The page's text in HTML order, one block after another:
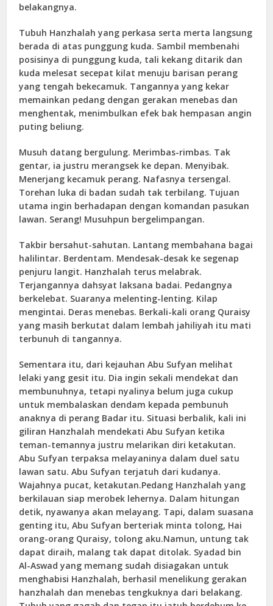
belakangnya.
Tubuh Hanzhalah yang perkasa serta merta langsung
berada di atas punggung kuda. Sambil membenahi
posisinya di punggung kuda, tali kekang ditarik dan
kuda melesat secepat kilat menuju barisan perang
yang tengah bekecamuk. Tangannya yang kekar
memainkan pedang dengan gerakan menebas dan
menghentak, menimbulkan efek bak hempasan angin
puting beliung.
Musuh datang bergulung. Merimbas-rimbas. Tak
gentar, ia justru merangsek ke depan. Menyibak.
Menerjang kecamuk perang. Nafasnya tersengal.
Torehan luka di badan sudah tak terbilang. Tujuan
utama ingin berhadapan dengan komandan pasukan
lawan. Serang! Musuhpun bergelimpangan.
Takbir bersahut-sahutan. Lantang membahana bagai
halilintar. Berdentam. Mendesak-desak ke segenap
penjuru langit. Hanzhalah terus melabrak.
Terjangannya dahsyat laksana badai. Pedangnya
berkelebat. Suaranya melenting-lenting. Kilap
mengintai. Deras menebas. Berkali-kali orang Quraisy
yang masih berkutat dalam lembah jahiliyah itu mati
terbunuh di tangannya.
Sementara itu, dari kejauhan Abu Sufyan melihat
lelaki yang gesit itu. Dia ingin sekali mendekat dan
membunuhnya, tetapi nyalinya belum juga cukup
untuk membalaskan dendam kepada pembunuh
anaknya di perang Badar itu. Situasi berbalik, kali ini
giliran Hanzhalah mendekati Abu Sufyan ketika
teman-temannya justru melarikan diri ketakutan.
Abu Sufyan terpaksa melayaninya dalam duel satu
lawan satu. Abu Sufyan terjatuh dari kudanya.
Wajahnya pucat, ketakutan.Pedang Hanzhalah yang
berkilauan siap merobek lehernya. Dalam hitungan
detik, nyawanya akan melayang. Tapi, dalam suasana
genting itu, Abu Sufyan berteriak minta tolong, Hai
orang-orang Quraisy, tolong aku.Namun, untung tak
dapat diraih, malang tak dapat ditolak. Syadad bin
Al-Aswad yang memang sudah disiagakan untuk
menghabisi Hanzhalah, berhasil menelikung gerakan
hanzhalah dan menebas tengkuknya dari belakang.